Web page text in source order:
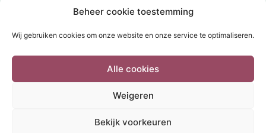
Beheer cookie toestemming
Wij gebruiken cookies om onze website en onze service te optimaliseren.
Alle cookies
Weigeren
Bekijk voorkeuren
door medewerkers van het METc Bureau. Zij begeleiden het
DISCLAIMER
COOKIEBELEID